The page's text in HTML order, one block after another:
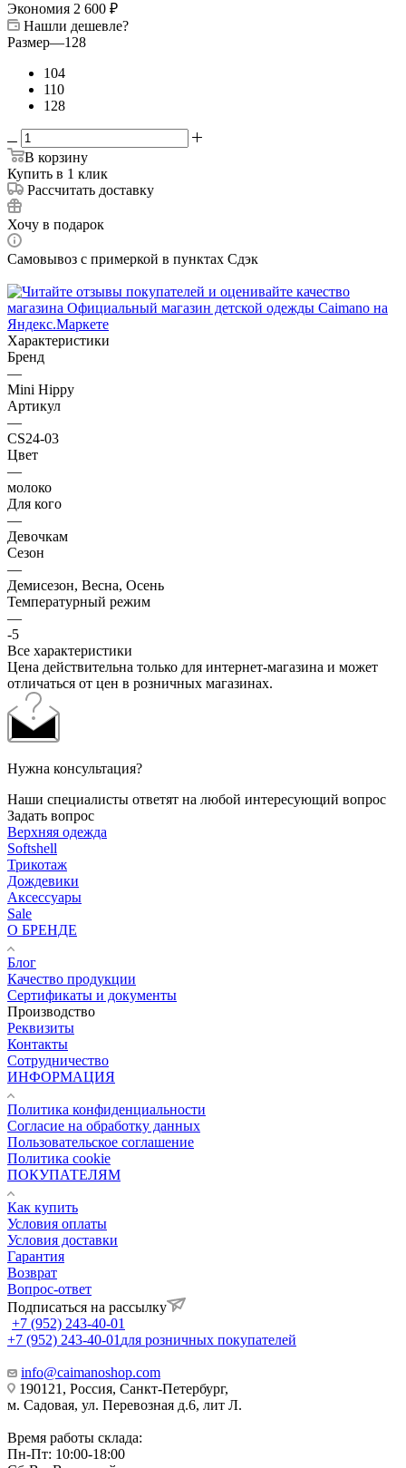
Экономия 2 600 ₽
Нашли дешевле?
Размер—128
104
110
128
В корзину
Купить в 1 клик
Рассчитать доставку
Хочу в подарок
Самовывоз с примеркой в пунктах Сдэк
Характеристики
Бренд
—
Mini Hippy
Артикул
—
CS24-03
Цвет
—
молоко
Для кого
—
Девочкам
Сезон
—
Демисезон, Весна, Осень
Температурный режим
—
-5
Все характеристики
Цена действительна только для интернет-магазина и может
отличаться от цен в розничных магазинах.
Нужна консультация?
Наши специалисты ответят на любой интересующий вопрос
Задать вопрос
Верхняя одежда
Softshell
Трикотаж
Дождевики
Аксессуары
Sale
О БРЕНДЕ
Блог
Качество продукции
Сертификаты и документы
Производство
Реквизиты
Контакты
Сотрудничество
ИНФОРМАЦИЯ
Политика конфиденциальности
Согласие на обработку данных
Пользовательское соглашение
Политика cookie
ПОКУПАТЕЛЯМ
Как купить
Условия оплаты
Условия доставки
Гарантия
Возврат
Вопрос-ответ
Подписаться на рассылку
+7 (952) 243-40-01
+7 (952) 243-40-01 для розничных покупателей
info@caimanoshop.com
190121, Россия, Санкт-Петербург,
м. Садовая, ул. Перевозная д.6, лит Л.
Время работы склада:
Пн-Пт: 10:00-18:00